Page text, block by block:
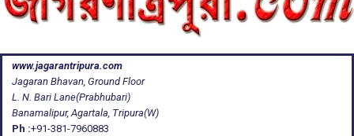
www.jagarantripura.com
Jagaran Bhavan, Ground Floor
L. N. Bari Lane(Prabhubari)
Banamalipur, Agartala, Tripura(W)
Ph :+91-381-7960883